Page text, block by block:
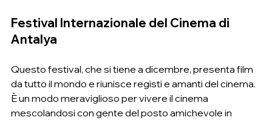
Festival Internazionale del Cinema di
Antalya
Questo festival, che si tiene a dicembre, presenta film
da tutto il mondo e riunisce registi e amanti del cinema.
È un modo meraviglioso per vivere il cinema
mescolandosi con gente del posto amichevole in